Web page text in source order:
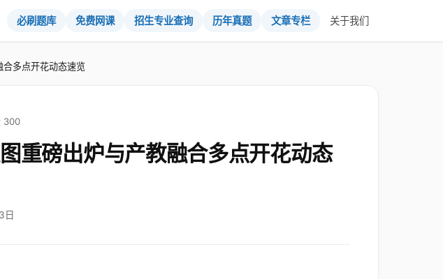
必刷题库 免费网课 招生专业查询 历年真题 文章专栏 关于我们
多点开花动态速览
300
重磅出炉与产教融合多点开花动态
日